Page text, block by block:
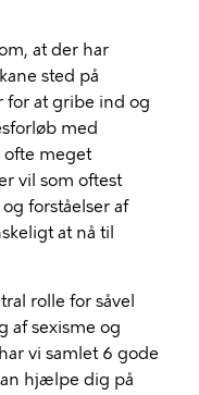
at der har
sted på
for at gribe ind og
med
ofte meget
vil som oftest
forståelser af
at nå til
rolle for såvel
af sexisme og
vi samlet 6 gode
hjælpe dig på